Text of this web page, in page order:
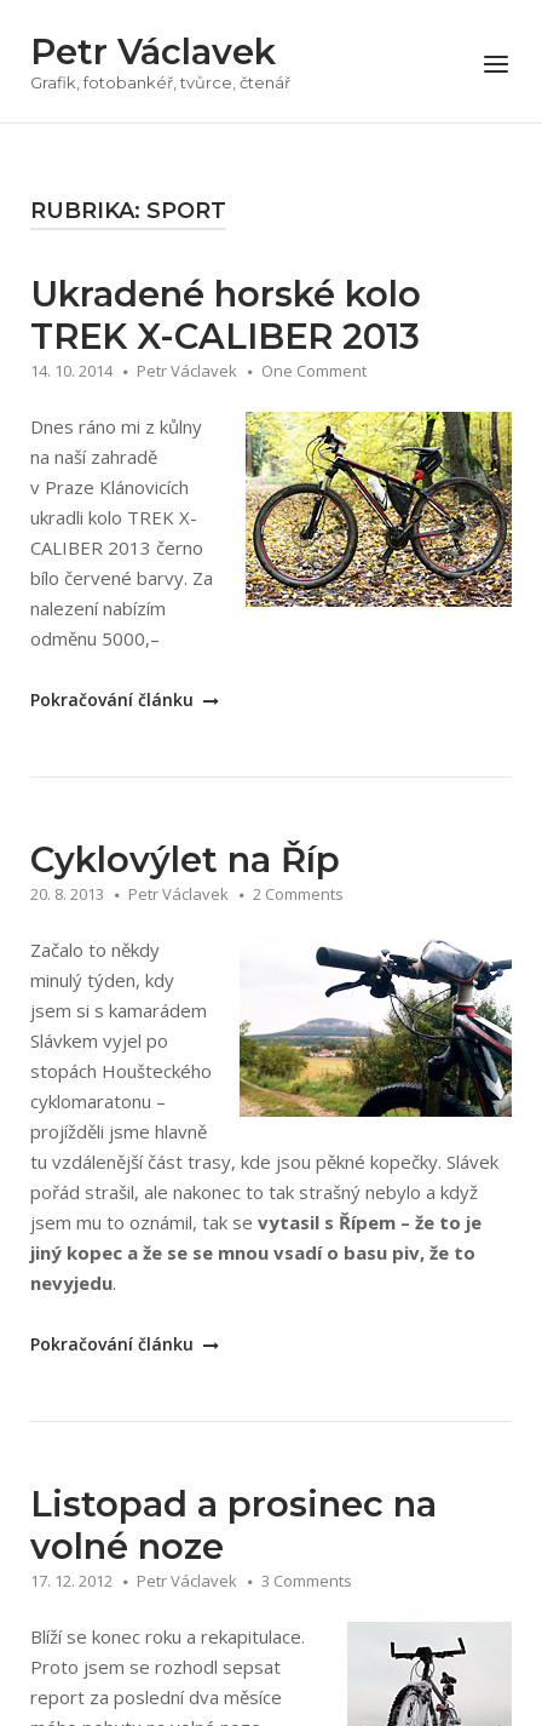
obsah
Petr Václavek
Grafik, fotobankéř, tvůrce, čtenář
Menu
RUBRIKA: SPORT
Ukradené horské kolo
TREK X-CALIBER 2013
14. 10. 2014 Petr Václavek One Comment
Dnes ráno mi z kůlny
na naší zahradě
v Praze Klánovicích
ukradli kolo TREK X-
CALIBER 2013 černo
bílo červené barvy. Za
nalezení nabízím
odměnu 5000,–
„Ukradené
CALIBER
2013“
Pokračování článku
Cyklovýlet na Říp
20. 8. 2013 Petr Václavek 2 Comments
Začalo to někdy
minulý týden, kdy
jsem si s kamarádem
Slávkem vyjel po
stopách Houšteckého
cyklomaratonu –
projížděli jsme hlavně
tu vzdálenější část trasy, kde jsou pěkné kopečky. Slávek
pořád strašil, ale nakonec to tak strašný nebylo a když
jsem mu to oznámil, tak se vytasil s Řípem – že to je
jiný kopec a že se se mnou vsadí o basu piv, že to
nevyjedu.
„Cyklovýlet
Pokračování článku
Listopad a prosinec na
volné noze
17. 12. 2012 Petr Václavek 3 Comments
Blíží se konec roku a rekapitulace.
Proto jsem se rozhodl sepsat
report za poslední dva měsíce